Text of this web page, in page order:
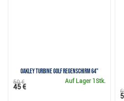
Oakley Turbine Golf Regenschirm 64"
Auf Lager 1Stk.
50 €
45 €